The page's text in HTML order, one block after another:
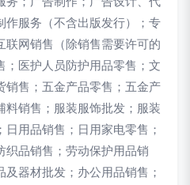
作服务（不含出版发行）；专
联网销售（除销售需要许可的
；医护人员防护用品零售；文
销售；五金产品零售；五金产
料销售；服装服饰批发；服装
用品销售；日用家电零售；
织品销售；劳动保护用品销
器材批发；办公用品销售；